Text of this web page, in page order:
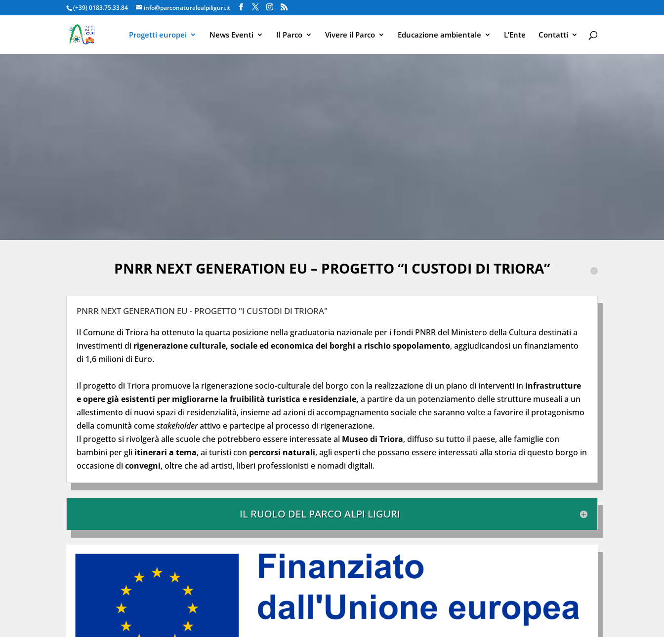
(+39) 0183.75.33.84 info@parconaturalealpiliguri.it
Progetti europei News Eventi Il Parco Vivere il Parco Educazione ambientale L’Ente Contatti
PNRR NEXT GENERATION EU – PROGETTO “I CUSTODI DI TRIORA”
PNRR NEXT GENERATION EU - PROGETTO "I CUSTODI DI TRIORA"
Il Comune di Triora ha ottenuto la quarta posizione nella graduatoria nazionale per i fondi PNRR del Ministero della Cultura destinati a
investimenti di rigenerazione culturale, sociale ed economica dei borghi a rischio spopolamento, aggiudicandosi un finanziamento
di 1,6 milioni di Euro.
Il progetto di Triora promuove la rigenerazione socio-culturale del borgo con la realizzazione di un piano di interventi in infrastrutture
e opere già esistenti per migliorarne la fruibilità turistica e residenziale,a partire da un potenziamento delle strutture museali a un
allestimento di nuovi spazi di residenzialità, insieme ad azioni di accompagnamento sociale che saranno volte a favorire il protagonismo
della comunità comestakeholderattivo e partecipe al processo di rigenerazione.
Il progetto si rivolgerà alle scuole che potrebbero essere interessate al Museo di Triora, diffuso su tutto il paese, alle famiglie con
bambini per gli itinerari a tema, ai turisti con percorsi naturali, agli esperti che possano essere interessati alla storia di questo borgo in
occasione diconvegni, oltre che ad artisti, liberi professionisti e nomadi digitali.
IL RUOLO DEL PARCO ALPI LIGURI